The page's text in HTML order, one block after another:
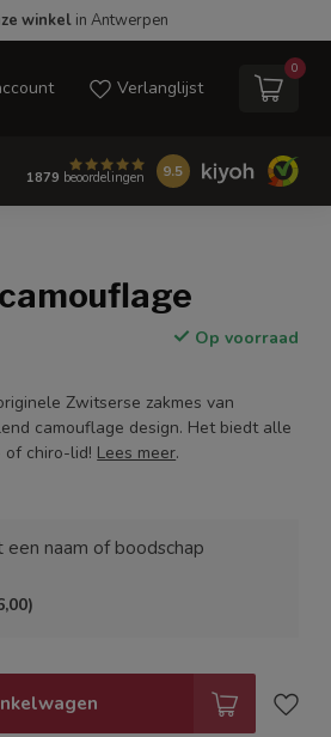
winkel in Antwerpen
Verlanglijst
0
1879 beoordelingen 9.5
Op voorraad
Zwitserse zakmes van
camouflage design. Het biedt alle
of chiro-lid! Lees meer.
naam of boodschap